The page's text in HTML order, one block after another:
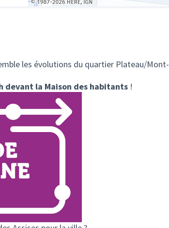
les évolutions du quartier Plateau/Mont-
devant la Maison des habitants !